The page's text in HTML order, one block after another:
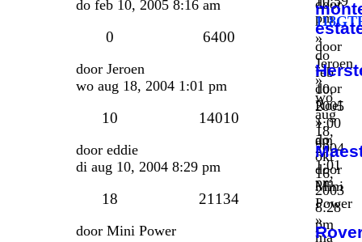
pm
door
»
do
feb
10,
2005
1:00
am
do feb 10, 2005 8:16 am
door
Jeroen
»
wo
aug
18,
2004
1:01
pm
0 6400
door Jeroen
wo aug 18, 2004 1:01 pm
door
Roel
»
do
okt
16,
2003
8:28
pm
10 14010
door eddie
di aug 10, 2004 8:29 pm
door
Mini
Power
»
ma
18 21134
door Mini Power